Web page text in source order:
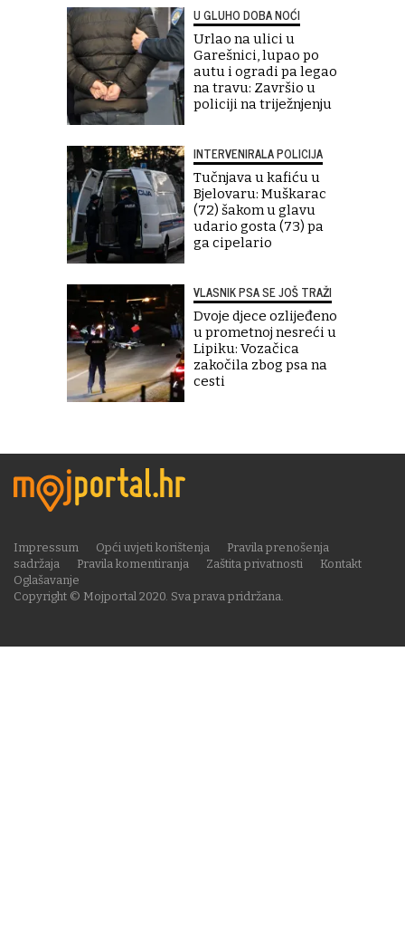
U GLUHO DOBA NOĆI
Urlao na ulici u
Garešnici, lupao po
autu i ogradi pa legao
na travu: Završio u
policiji na triježnjenju
INTERVENIRALA POLICIJA
Tučnjava u kafiću u
Bjelovaru: Muškarac
(72) šakom u glavu
udario gosta (73) pa
ga cipelario
VLASNIK PSA SE JOŠ TRAŽI
Dvoje djece ozlijeđeno
u prometnoj nesreći u
Lipiku: Vozačica
zakočila zbog psa na
cesti
Copyright © Mojportal 2020. Sva prava pridržana.
Impressum Opći uvjeti korištenja
Pravila prenošenja
sadržaja
Pravila komentiranja Zaštita privatnosti
Kontakt
Oglašavanje